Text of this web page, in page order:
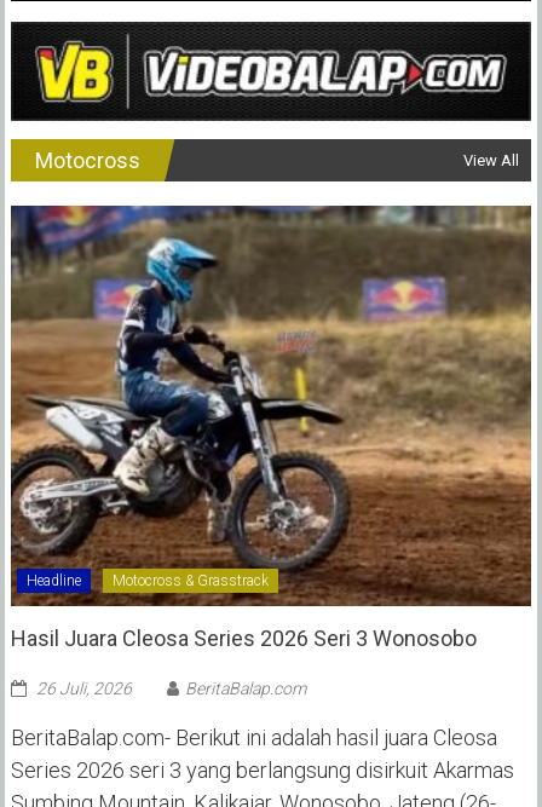
Motocross View All
Headline Motocross & Grasstrack
Hasil Juara Cleosa Series 2026 Seri 3 Wonosobo ‎
26 Juli, 2026 BeritaBalap.com
BeritaBalap.com- Berikut ini adalah hasil juara Cleosa
Series 2026 seri 3 yang berlangsung disirkuit Akarmas